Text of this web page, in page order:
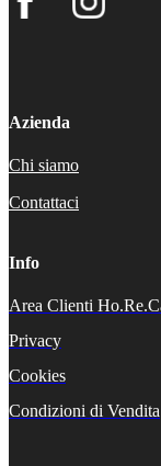
Azienda
Chi siamo
Contattaci
Info
Area Clienti
Privacy
Cookies
Condizioni di Vendita